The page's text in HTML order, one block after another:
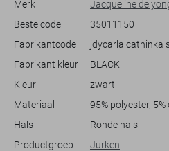
design kun je hem eenvoudig
accessoires en schoenen, van
Deze jurk brengt een moderne twist
naar een zomerse picknick gaat of
Meer informatie:
Merk
Jacqueline de
Bestelcode
35011150
Fabrikantcode
jdycarla cathinka
Fabrikant kleur
BLACK
Kleur
zwart
Materiaal
95% polyester, 5%
Hals
Ronde hals
Productgroep
Jurken